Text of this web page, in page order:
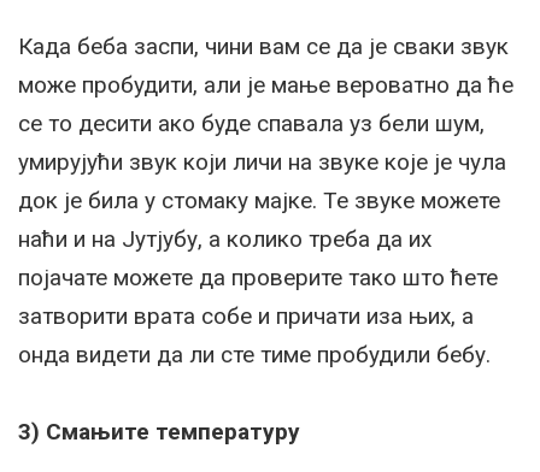
Када беба заспи, чини вам се да је сваки звук
може пробудити, али је мање вероватно да ће
се то десити ако буде спавала уз бели шум,
умирујући звук који личи на звуке које је чула
док је била у стомаку мајке. Те звуке можете
наћи и на Јутјубу, а колико треба да их
појачате можете да проверите тако што ћете
затворити врата собе и причати иза њих, а
онда видети да ли сте тиме пробудили бебу.
3) Смањите температуру